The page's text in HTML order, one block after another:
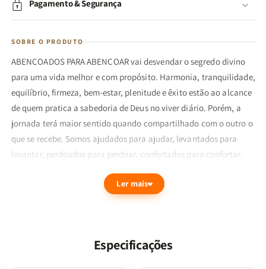
Pagamento & Segurança
SOBRE O PRODUTO
ABENÇOADOS PARA ABENÇOAR vai desvendar o segredo divino
para uma vida melhor e com propósito. Harmonia, tranquilidade,
equilíbrio, firmeza, bem-estar, plenitude e êxito estão ao alcance
de quem pratica a sabedoria de Deus no viver diário. Porém, a
jornada terá maior sentido quando compartilhado com o outro o
que se recebe. Somos ajudados para ajudar, levantados para
levantar, perdoados para perdoar, confortados para confortar,
O segredo de ser abençoado para abençoar está ao seu alcance!
Ler mais
Especificações